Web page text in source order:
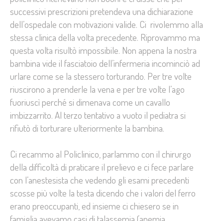
successivi prescrizioni pretendeva una dichiarazione
dell’ospedale con motivazioni valide. Ci rivolemmo alla
stessa clinica della volta precedente. Riprovammo ma
questa volta risultò impossibile. Non appena la nostra
bambina vide il fasciatoio dell’infermeria incominciò ad
urlare come se la stessero torturando. Per tre volte
riuscirono a prenderle la vena e per tre volte l’ago
fuoriuscì perché si dimenava come un cavallo
imbizzarrito. Al terzo tentativo a vuoto il pediatra si
rifiutò di torturare ulteriormente la bambina.
Ci recammo al Policlinico, parlammo con il chirurgo
della difficoltà di praticare il prelievo e ci fece parlare
con l’anestesista che vedendo gli esami precedenti
scosse più volte la testa dicendo che i valori del ferro
erano preoccupanti, ed insieme ci chiesero se in